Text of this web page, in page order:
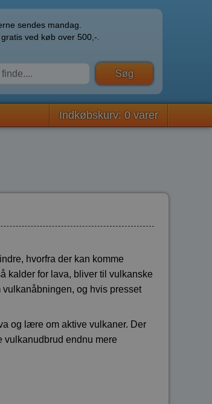
sendes mandag.
ved køb over 500,-.
Indkøbskurv: 0 varer
hvorfra der kan komme
kalder for lava, bliver til vulkanske
og hvis presset
og lære om aktive vulkaner. Der
vulkanudbrud endnu mere